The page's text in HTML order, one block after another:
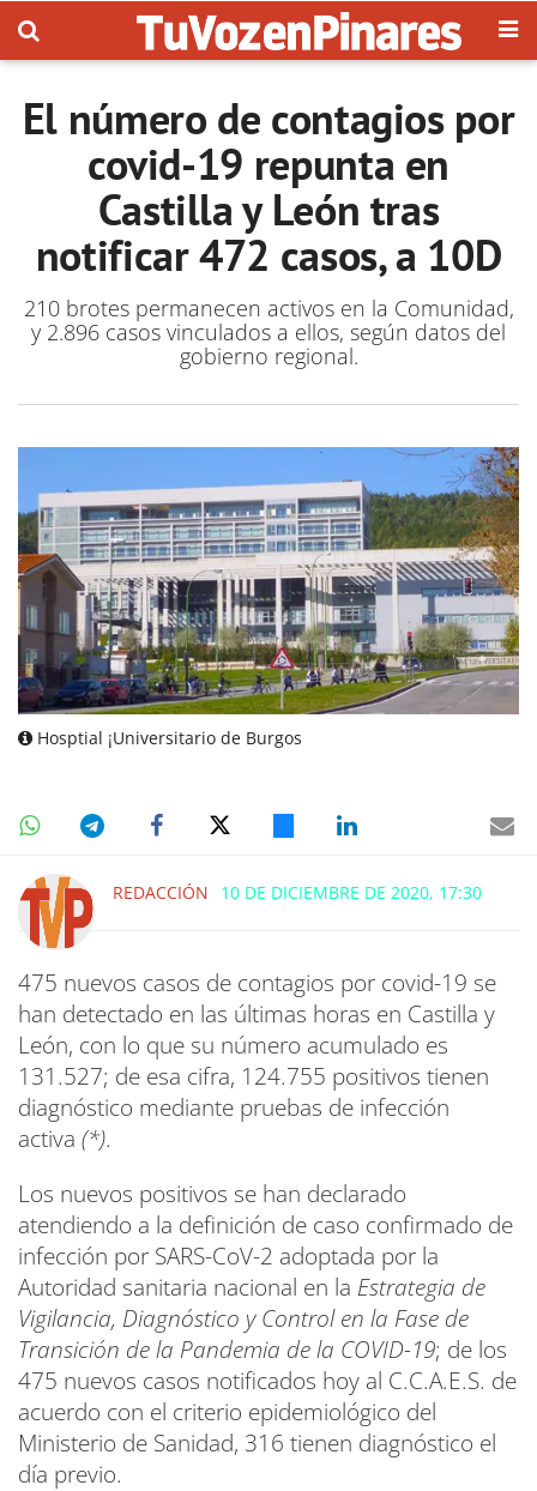
El número de contagios por
covid-19 repunta en
Castilla y León tras
notificar 472 casos, a 10D
210 brotes permanecen activos en la Comunidad,
y 2.896 casos vinculados a ellos, según datos del
gobierno regional.
Hosptial ¡Universitario de Burgos
REDACCIÓN 10 DE DICIEMBRE DE 2020, 17:30
475 nuevos casos de contagios por covid-19 se
han detectado en las últimas horas en Castilla y
León, con lo que su número acumulado es
131.527; de esa cifra, 124.755 positivos tienen
diagnóstico mediante pruebas de infección
activa (*).
Los nuevos positivos se han declarado
atendiendo a la definición de caso confirmado de
infección por SARS-CoV-2 adoptada por la
Autoridad sanitaria nacional en la Estrategia de
Vigilancia, Diagnóstico y Control en la Fase de
Transición de la Pandemia de la COVID-19; de los
475 nuevos casos notificados hoy al C.C.A.E.S. de
acuerdo con el criterio epidemiológico del
Ministerio de Sanidad, 316 tienen diagnóstico el
día previo.